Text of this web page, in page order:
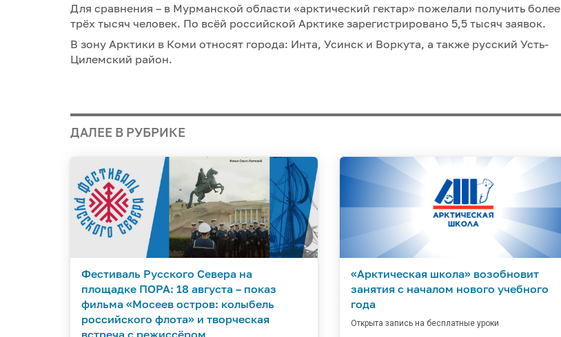
Для сравнения – в Мурманской области «арктический гектар» пожелали получить более
трёх тысяч человек. По всёй российской Арктике зарегистрировано 5,5 тысяч заявок.
В зону Арктики в Коми относят города: Инта, Усинск и Воркута, а также русский Усть-
Цилемский район.
ДАЛЕЕ В РУБРИКЕ
Фестиваль Русского Севера на
площадке ПОРА: 18 августа – показ
фильма «Мосеев остров: колыбель
российского флота» и творческая
встреча с режиссёром
«Арктическая школа» возобновит
занятия с началом нового учебного
года
Открыта запись на бесплатные уроки